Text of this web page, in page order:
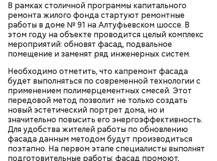
В рамках столичной программы капитального
ремонта жилого фонда стартуют ремонтные
работы в доме № 91 на Алтуфьевском шоссе. В
этом году на объекте проводится целый комплекс
мероприятий: обновят фасад, подвальное
помещение и заменят ряд инженерных систем.
Необходимо отметить, что капремонт фасада
будет выполняться по современной технологии с
применением полимерцементных смесей. Этот
передовой метод позволит не только создать
новый эстетический портрет дома, но и
значительно повысить его энергоэффективность.
Для удобства жителей работы по обновлению
фасада данным методом будут производиться
поэтапно. На первом этапе специалисты выполнят
подготовительные работы: фасад промоют,
Также существует раздел «Стать партнером»,
который будет полезен представителям бизнеса. В
нем можно найти информацию о том, какие
преимущества дает предпринимателям участие в
программе лояльности. Там же можно заполнить и
отправить заявку на присоединение к ней.
Лосиный Остров;
Измайловский парк;
Кемеровский лесопарк;
Парк Кузьминки;
Парк 850-летия Москвы;
Братеевскую пойму;
Борисовские пруды;
Царицыно;
Битцевский лес;
Теплый Стан;
Парк победы;
Долину реки Сетунь;
Парк Фили;
Парк Покровское-Стрешнево;
Тимирязевский парк.
Исследователи считают, что в Большом
Гнездниковском переулке Михаил Булгаков
впервые увидел Елену Шиловскую. Она была его
третьей женой и хранительницей литературного
наследия писателя. Они познакомились в доме №
10, когда были в гостях у общих друзей. Они сразу
влюбились друг в друга, несмотря на то, что оба на
тот момент состояли в браке.